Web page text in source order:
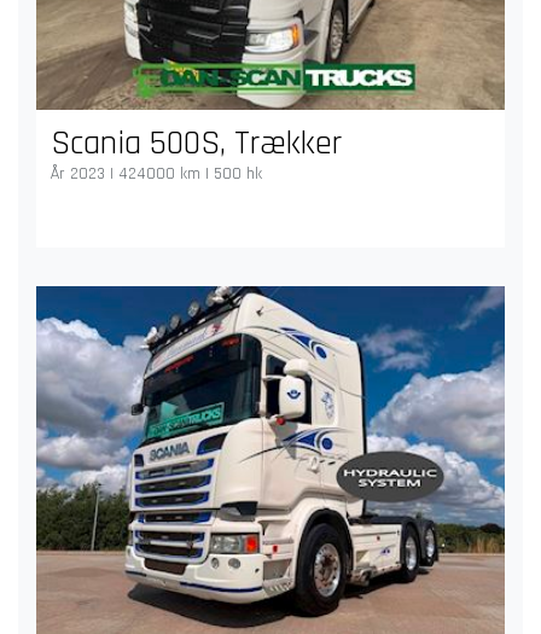
Scania 500S, Trækker
År 2023 | 424000 km | 500 hk